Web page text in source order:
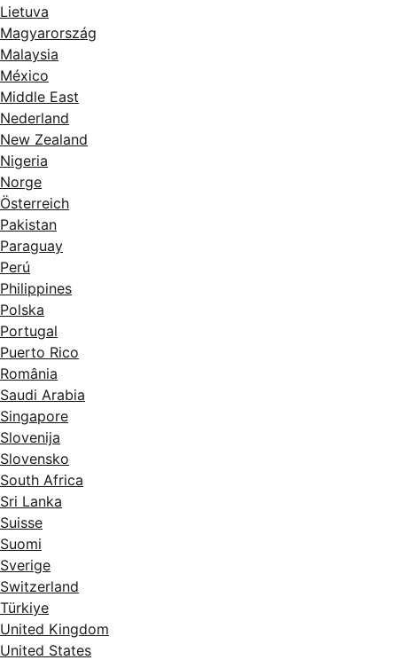
Lietuva
Magyarország
Malaysia
México
Middle East
Nederland
New Zealand
Nigeria
Norge
Österreich
Pakistan
Paraguay
Perú
Philippines
Polska
Portugal
Puerto Rico
România
Saudi Arabia
Singapore
Slovenija
Slovensko
South Africa
Sri Lanka
Suisse
Suomi
Sverige
Switzerland
Türkiye
United Kingdom
United States